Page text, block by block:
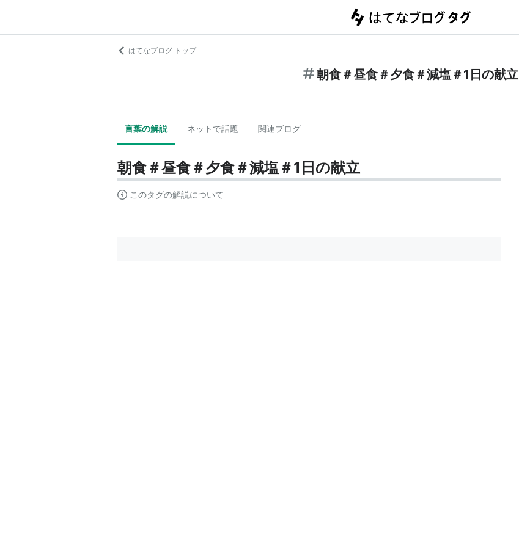
はてなブログ トップ
朝食＃昼食＃夕食＃減塩＃1日の献立
言葉の解説 ネットで話題 関連ブログ
朝食＃昼食＃夕食＃減塩＃1日の献立
このタグの解説について